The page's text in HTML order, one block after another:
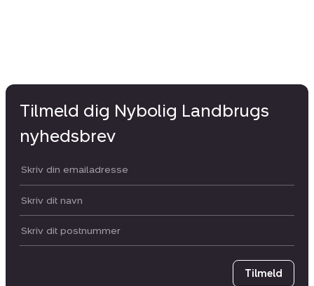
Tilmeld dig Nybolig Landbrugs
nyhedsbrev
Din email:
Dit navn:
Postnummer
Tilmeld